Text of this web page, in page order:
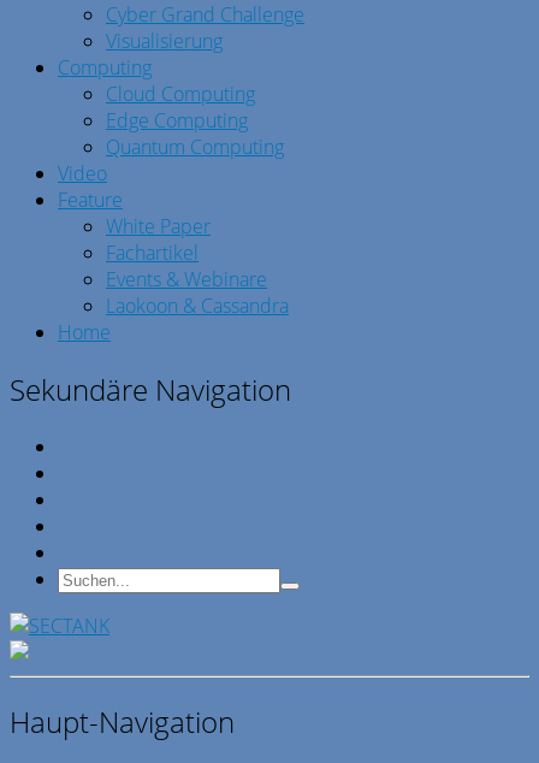
Cyber Grand Challenge
Visualisierung
Computing
Cloud Computing
Edge Computing
Quantum Computing
Video
Feature
White Paper
Fachartikel
Events & Webinare
Laokoon & Cassandra
Home
Sekundäre Navigation
Haupt-Navigation